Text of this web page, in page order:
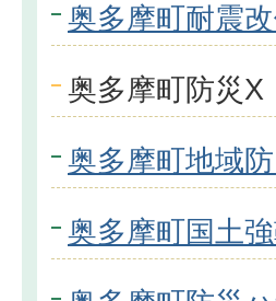
奥多摩町耐震
奥多摩町防災
奥多摩町地域
奥多摩町国土